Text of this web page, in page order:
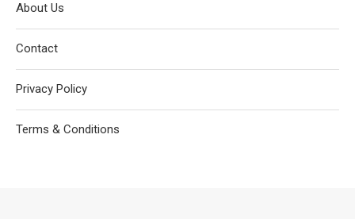
About Us
Contact
Privacy Policy
Terms & Conditions